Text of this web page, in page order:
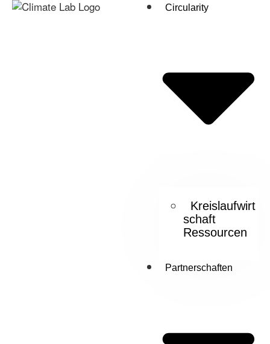
Circularity
Kreislaufwirt
schaft
Ressourcen
Partnerschaften